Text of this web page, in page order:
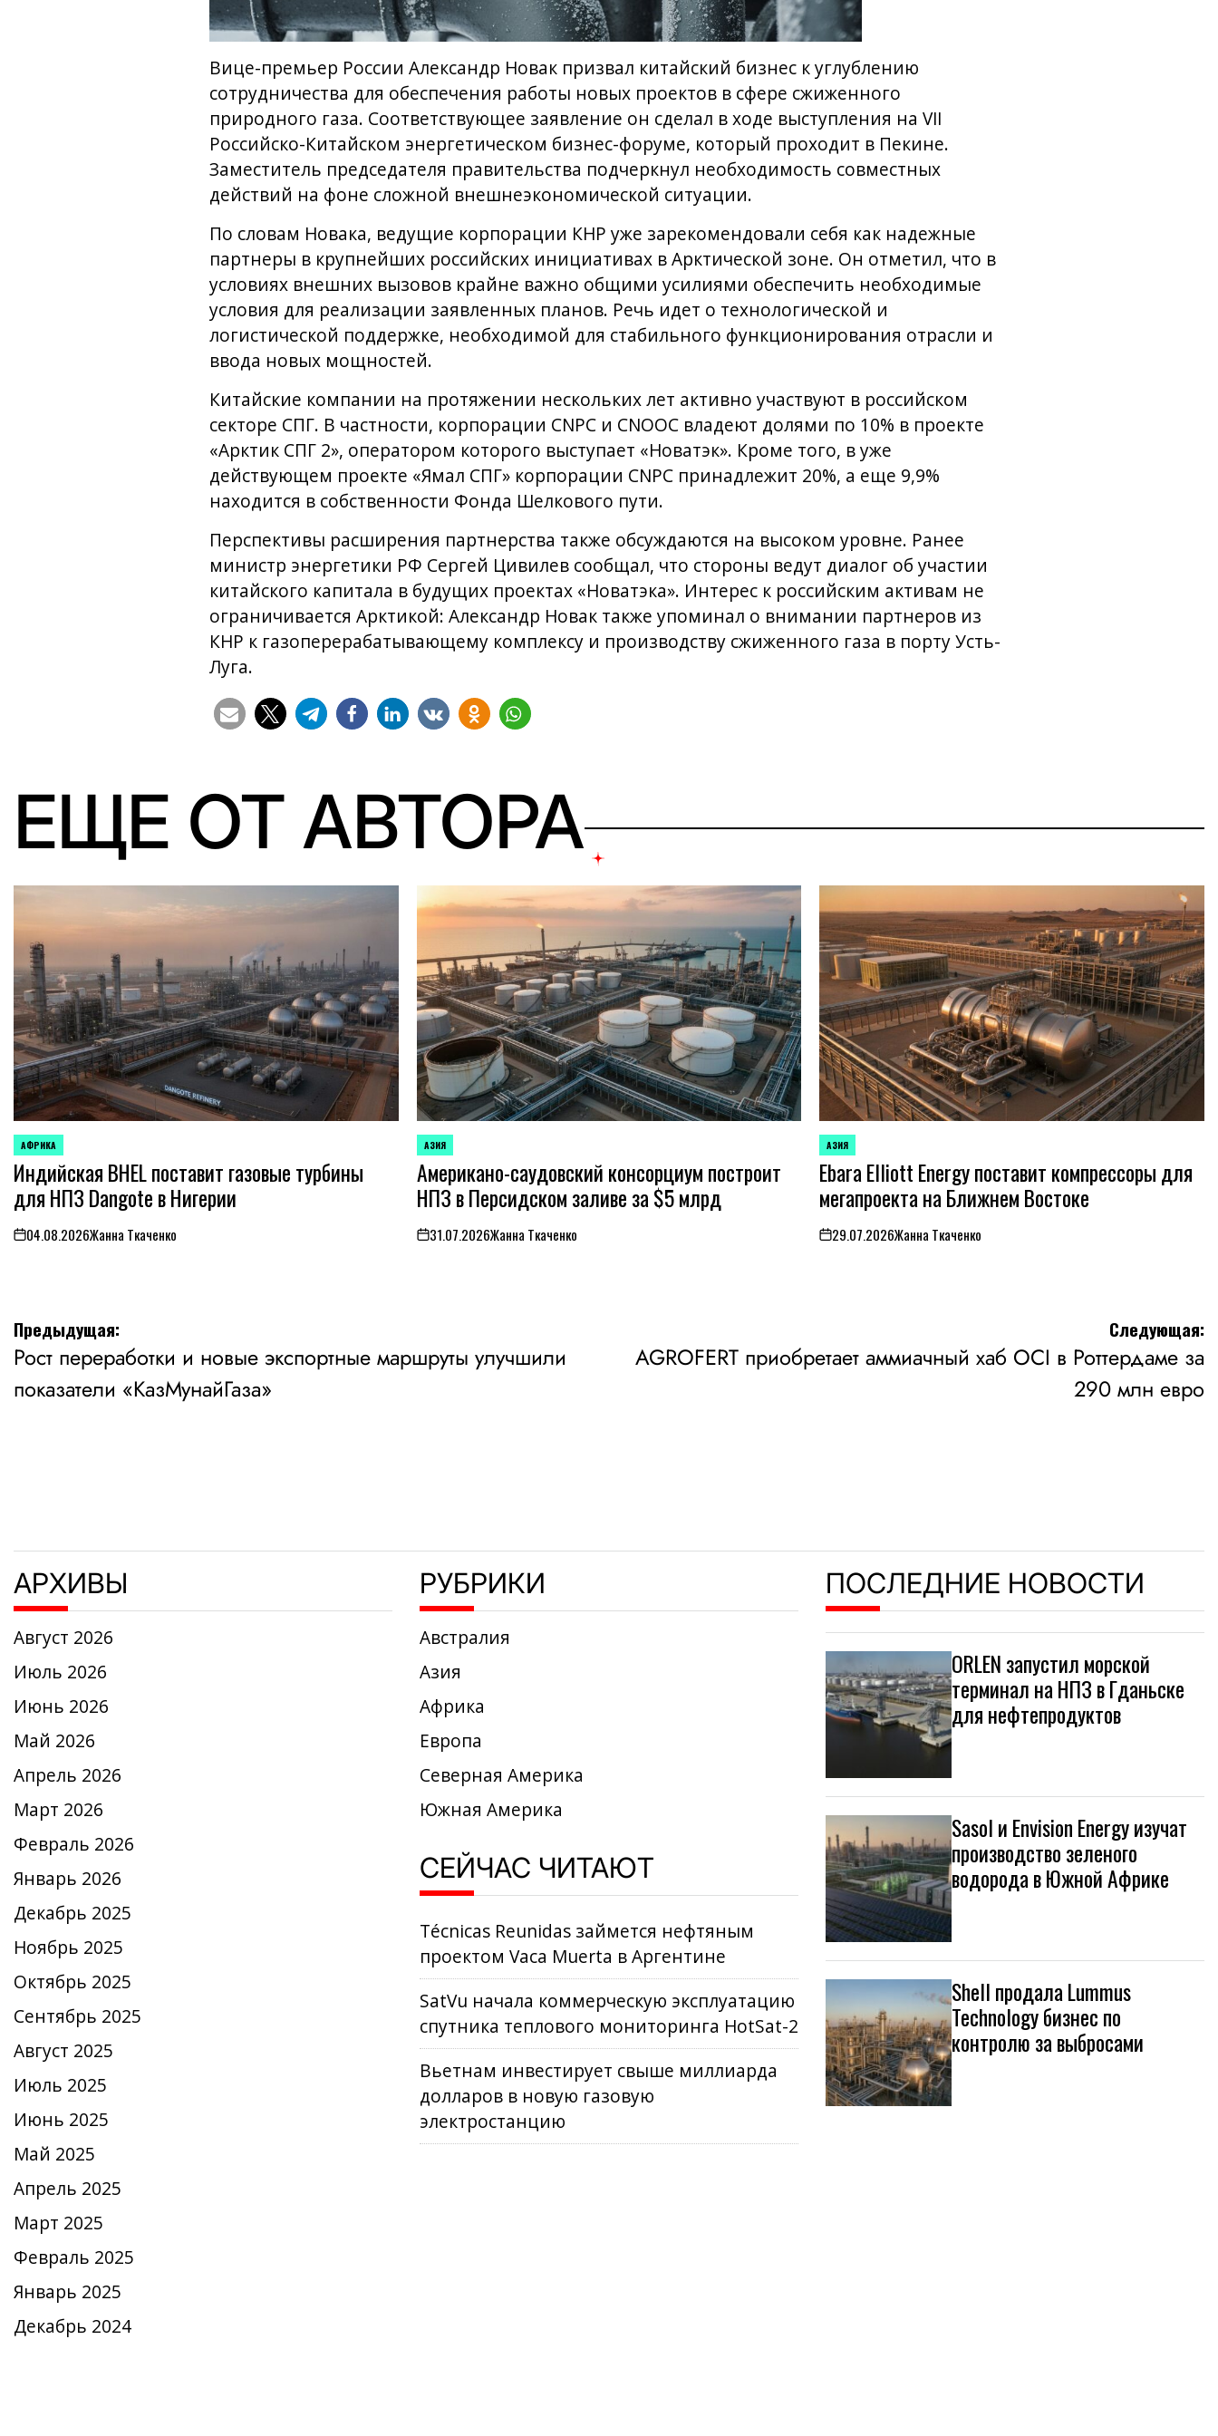
Вице-премьер России Александр Новак призвал китайский бизнес к углублению
сотрудничества для обеспечения работы новых проектов в сфере сжиженного
природного газа. Соответствующее заявление он сделал в ходе выступления на VII
Российско-Китайском энергетическом бизнес-форуме, который проходит в Пекине.
Заместитель председателя правительства подчеркнул необходимость совместных
действий на фоне сложной внешнеэкономической ситуации.
По словам Новака, ведущие корпорации КНР уже зарекомендовали себя как надежные
партнеры в крупнейших российских инициативах в Арктической зоне. Он отметил, что в
условиях внешних вызовов крайне важно общими усилиями обеспечить необходимые
условия для реализации заявленных планов. Речь идет о технологической и
логистической поддержке, необходимой для стабильного функционирования отрасли и
ввода новых мощностей.
Китайские компании на протяжении нескольких лет активно участвуют в российском
секторе СПГ. В частности, корпорации CNPC и CNOOC владеют долями по 10% в проекте
«Арктик СПГ 2», оператором которого выступает «Новатэк». Кроме того, в уже
действующем проекте «Ямал СПГ» корпорации CNPC принадлежит 20%, а еще 9,9%
находится в собственности Фонда Шелкового пути.
Перспективы расширения партнерства также обсуждаются на высоком уровне. Ранее
министр энергетики РФ Сергей Цивилев сообщал, что стороны ведут диалог об участии
китайского капитала в будущих проектах «Новатэка». Интерес к российским активам не
ограничивается Арктикой: Александр Новак также упоминал о внимании партнеров из
КНР к газоперерабатывающему комплексу и производству сжиженного газа в порту Усть-
Луга.
ЕЩЕ ОТ АВТОРА
ОПУБЛИКОВАНО
В
АФРИКА
Индийская BHEL поставит газовые турбины
для НПЗ Dangote в Нигерии
on04.08.2026Жанна Ткаченко
ОПУБЛИКОВАНО
В
АЗИЯ
Американо-саудовский консорциум построит
НПЗ в Персидском заливе за $5 млрд
on31.07.2026Жанна Ткаченко
ОПУБЛИКОВАНО
В
АЗИЯ
Ebara Elliott Energy поставит компрессоры для
мегапроекта на Ближнем Востоке
on29.07.2026Жанна Ткаченко
Навигация
по
записям
Предыдущая:
Рост переработки и новые экспортные маршруты улучшили
показатели «КазМунайГаза»
Следующая:
AGROFERT приобретает аммиачный хаб OCI в Роттердаме за
290 млн евро
АРХИВЫ
Август 2026
Июль 2026
Июнь 2026
Май 2026
Апрель 2026
Март 2026
Февраль 2026
Январь 2026
Декабрь 2025
Ноябрь 2025
Октябрь 2025
Сентябрь 2025
Август 2025
Июль 2025
Июнь 2025
Май 2025
Апрель 2025
Март 2025
Февраль 2025
Январь 2025
Декабрь 2024
РУБРИКИ
Австралия
Азия
Африка
Европа
Северная Америка
Южная Америка
СЕЙЧАС ЧИТАЮТ
Técnicas Reunidas займется нефтяным
проектом Vaca Muerta в Аргентине
SatVu начала коммерческую эксплуатацию
спутника теплового мониторинга HotSat-2
Вьетнам инвестирует свыше миллиарда
долларов в новую газовую
электростанцию
ПОСЛЕДНИЕ НОВОСТИ
ORLEN запустил морской
терминал на НПЗ в Гданьске
для нефтепродуктов
Sasol и Envision Energy изучат
производство зеленого
водорода в Южной Африке
Shell продала Lummus
Technology бизнес по
контролю за выбросами